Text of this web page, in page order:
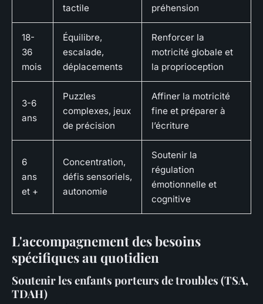
tactile
préhension
18-
36
mois
Équilibre,
escalade,
déplacements
Renforcer la
motricité globale et
la proprioception
3-6
ans
Puzzles
complexes, jeux
de précision
Affiner la motricité
fine et préparer à
l’écriture
6
ans
et +
Concentration,
défis sensoriels,
autonomie
Soutenir la
régulation
émotionnelle et
cognitive
L'accompagnement des besoins
spécifiques au quotidien
Soutenir les enfants porteurs de troubles (TSA,
TDAH)